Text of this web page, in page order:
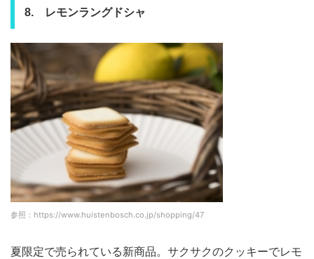
8. レモンラングドシャ
参照：https://www.huistenbosch.co.jp/shopping/47
夏限定で売られている新商品。サクサクのクッキーでレモ